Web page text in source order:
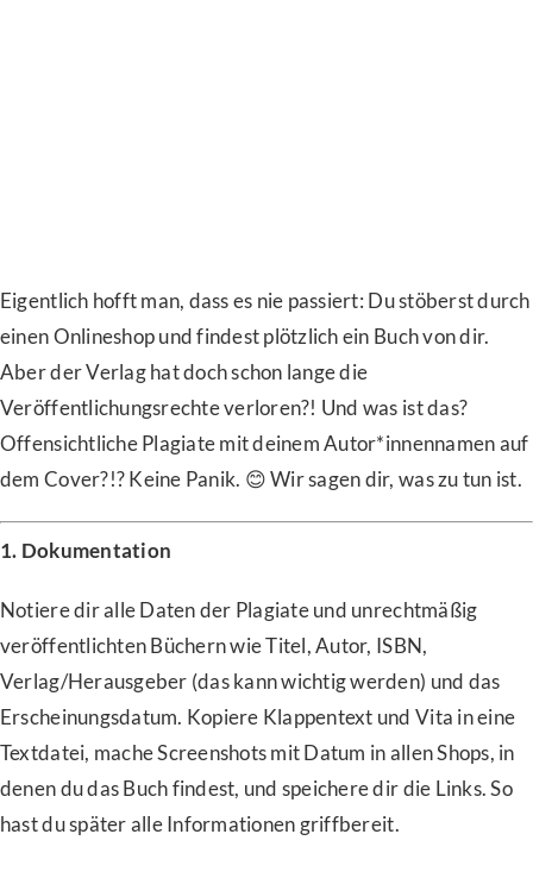
Eigentlich hofft man, dass es nie passiert: Du stöberst durch
einen Onlineshop und findest plötzlich ein Buch von dir.
Aber der Verlag hat doch schon lange die
Veröffentlichungsrechte verloren?! Und was ist das?
Offensichtliche Plagiate mit deinem Autor*innennamen auf
dem Cover?!? Keine Panik. 😊 Wir sagen dir, was zu tun ist.
1. Dokumentation
Notiere dir alle Daten der Plagiate und unrechtmäßig
veröffentlichten Büchern wie Titel, Autor, ISBN,
Verlag/Herausgeber (das kann wichtig werden) und das
Erscheinungsdatum. Kopiere Klappentext und Vita in eine
Textdatei, mache Screenshots mit Datum in allen Shops, in
denen du das Buch findest, und speichere dir die Links. So
hast du später alle Informationen griffbereit.